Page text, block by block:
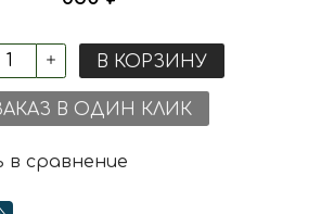
В КОРЗИНУ
В ОДИН КЛИК
сравнение